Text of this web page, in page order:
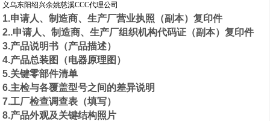
义乌东阳绍兴余姚慈溪CCC代理公司
1.申请人、制造商、生产厂营业执照（副本）复印件
2..申请人、制造商、生产厂组织机构代码证（副本）复印件
3.产品说明书（产品描述）
4.产品总装图（电器原理图）
5.关键零部件清单
6.主检与各覆盖型号之间的差异说明
7.工厂检查调查表（填写）
8.产品外观及关键结构照片